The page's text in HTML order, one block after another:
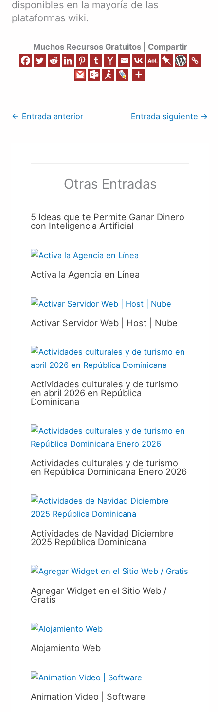
disponibles en la mayoría de las
plataformas wiki.
Muchos Recursos Gratuitos | Compartir
← Entrada anterior Entrada siguiente →
Otras Entradas
5 Ideas que te Permite Ganar Dinero
con Inteligencia Artificial
Activa la Agencia en Línea
Activar Servidor Web | Host | Nube
Actividades culturales y de turismo
en abril 2026 en República
Dominicana
Actividades culturales y de turismo
en República Dominicana Enero 2026
Actividades de Navidad Diciembre
2025 República Dominicana
Agregar Widget en el Sitio Web /
Gratis
Alojamiento Web
Animation Video | Software